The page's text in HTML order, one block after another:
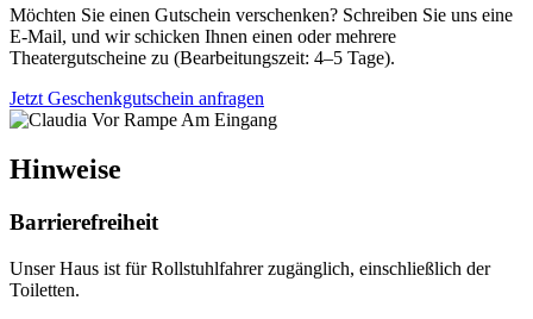
Möchten Sie einen Gutschein verschenken? Schreiben Sie uns eine
E-Mail, und wir schicken Ihnen einen oder mehrere
Theatergutscheine zu (Bearbeitungszeit: 4–5 Tage).
Jetzt Geschenkgutschein anfragen
Hinweise
Barrierefreiheit
Unser Haus ist für Rollstuhlfahrer zugänglich, einschließlich der
Toiletten.